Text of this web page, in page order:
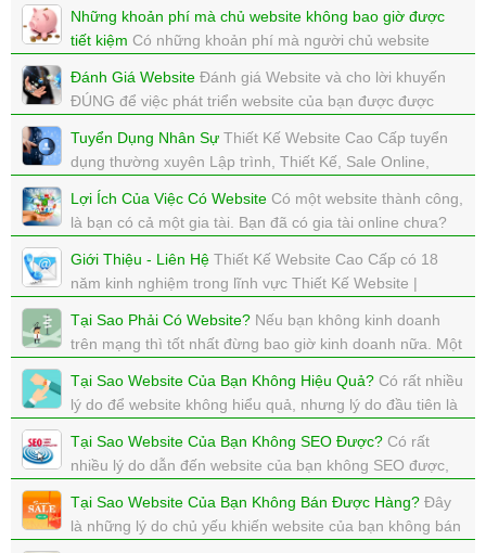
nhanh, làm ăn chộp giật và thậm chí lừa đảo.
xem: 5554 | cập nhật: 15/09/2017 12:33
tỷ USD vào năm 2025
xem: 4729 | cập nhật: 30/08/2017 16:32
Những khoản phí mà chủ website không bao giờ được
tiết kiệm Có những khoản phí mà người chủ website
thì tiết kiệm làm gì?
xem: 4754 | cập nhật: 30/08/2017 16:22
Đánh Giá Website Đánh giá Website và cho lời khuyến
ĐÚNG để việc phát triển website của bạn được được
xem: 3152 | cập nhật: 14/08/2017 13:33
Tuyển Dụng Nhân Sự Thiết Kế Website Cao Cấp tuyển
dụng thường xuyên Lập trình, Thiết Kế, Sale Online,
xem: 5090 | cập nhật: 07/08/2017 17:59
Lợi Ích Của Việc Có Website Có một website thành công,
là bạn có cả một gia tài. Bạn đã có gia tài online chưa?
Giới Thiệu - Liên Hệ Thiết Kế Website Cao Cấp có 18
năm kinh nghiệm trong lĩnh vực Thiết Kế Website |
xem: 5338 | cập nhật: 07/08/2017 12:52
Tại Sao Phải Có Website? Nếu bạn không kinh doanh
trên mạng thì tốt nhất đừng bao giờ kinh doanh nữa. Một
công!
xem: 3194 | cập nhật: 06/08/2017 11:34
Tại Sao Website Của Bạn Không Hiệu Quả? Có rất nhiều
lý do để website không hiểu quả, nhưng lý do đầu tiên là
xem: 2727 | cập nhật: 03/08/2017 21:31
Tại Sao Website Của Bạn Không SEO Được? Có rất
nhiều lý do dẫn đến website của bạn không SEO được,
của Thiết Kế Website Cao Cấp
xem: 2947 | cập nhật: 01/08/2017 22:43
Tại Sao Website Của Bạn Không Bán Được Hàng? Đây
là những lý do chủ yếu khiến website của bạn không bán